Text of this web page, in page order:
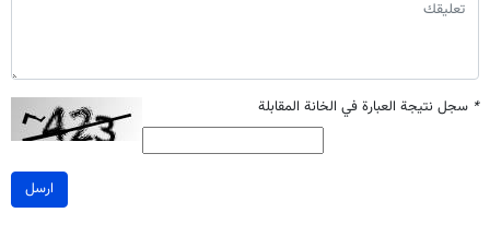
* سجل نتيجة العبارة في الخانة المقابلة
ارسل